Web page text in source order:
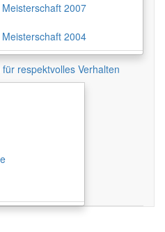
2007
2004
respektvolles Verhalten